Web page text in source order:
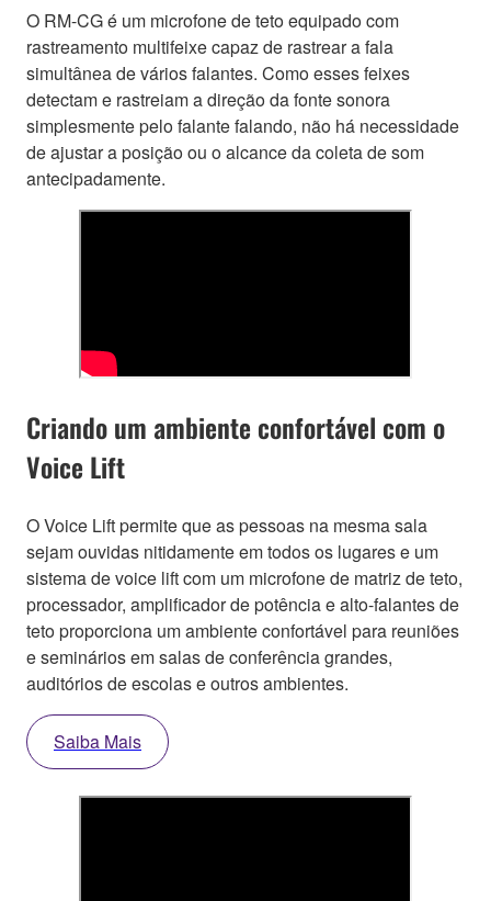
O RM-CG é um microfone de teto equipado com
rastreamento multifeixe capaz de rastrear a fala
simultânea de vários falantes. Como esses feixes
detectam e rastreiam a direção da fonte sonora
simplesmente pelo falante falando, não há necessidade
de ajustar a posição ou o alcance da coleta de som
antecipadamente.
Criando um ambiente confortável com o
Voice Lift
O Voice Lift permite que as pessoas na mesma sala
sejam ouvidas nitidamente em todos os lugares e um
sistema de voice lift com um microfone de matriz de teto,
processador, amplificador de potência e alto-falantes de
teto proporciona um ambiente confortável para reuniões
e seminários em salas de conferência grandes,
auditórios de escolas e outros ambientes.
Saiba Mais